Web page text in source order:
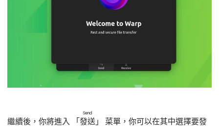
繼續後，你將進入 「發送
Send
」 菜單，你可以在其中選擇要發